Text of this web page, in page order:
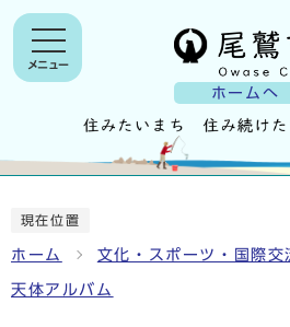
ホームへ
メニュー
現在位置
ホーム 文化・スポーツ・国際交
天体アルバム